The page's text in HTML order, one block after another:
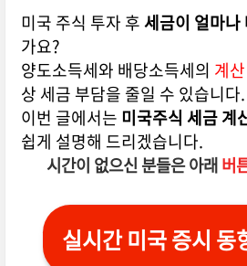
미국 주식 투자 후세금이 얼마나
가요?
양도소득세와 배당소득세의 계
상 세금 부담을 줄일 수 있습니다.
이번 글에서는 미국주식 세금 계
쉽게 설명해 드리겠습니다.
시간이 없으신 분들은 아래버
실시간 미국 증시 동